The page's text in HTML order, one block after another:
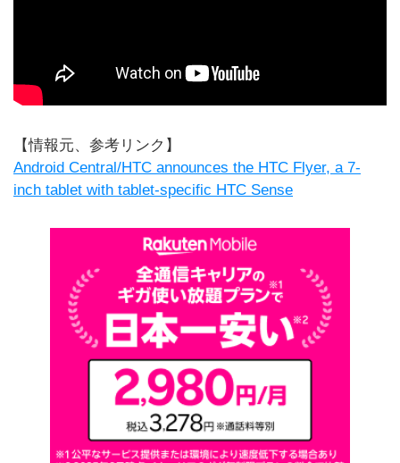
【情報元、参考リンク】
Android Central/HTC announces the HTC Flyer, a 7-
inch tablet with tablet-specific HTC Sense